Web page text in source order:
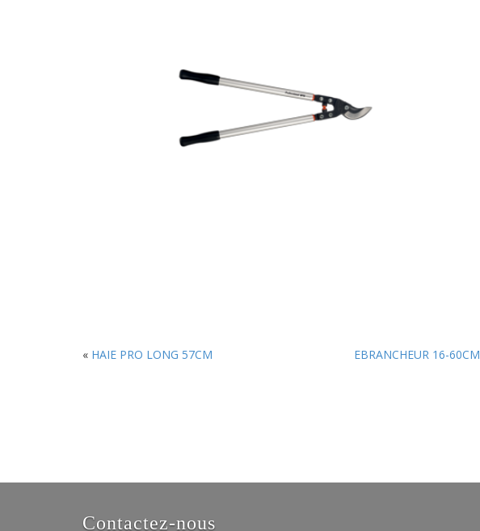
« HAIE PRO LONG 57CM EBRANCHEUR 16-60CM
Contactez-nous